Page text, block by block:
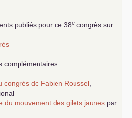
publiés pour ce 38e congrès sur
complémentaires
congrès de Fabien Roussel
du mouvement des gilets jaunes par